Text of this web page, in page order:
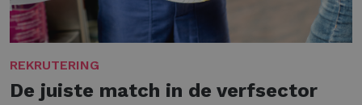
REKRUTERING
De juiste match in de verfsector